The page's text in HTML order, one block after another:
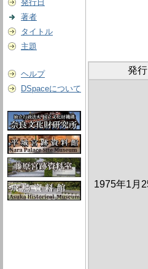
発行日
著者
タイトル
主題
ヘルプ
DSpaceについて
発行
1975年1月